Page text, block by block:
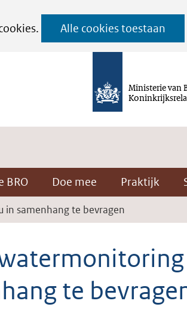
Alle cookies toestaan
Ga
naar
de
Ministerie van
BRO Doe mee Praktijk
samenhang te bevragen
te